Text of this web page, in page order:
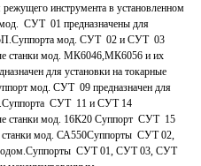
инструмента в установленном
СУТ 01 предназначены для
Суппорта мод. СУТ 02 и СУТ 03
станки мод. МК6046,МК6056 и их
для установки на токарные
мод. СУТ 09 предназначен для
Суппорта СУТ 11 и СУТ 14
станки мод. 16К20 Суппорт СУТ 15
станки мод. СА550Суппорты СУТ 02,
Суппорты СУТ 01, СУТ 03, СУТ